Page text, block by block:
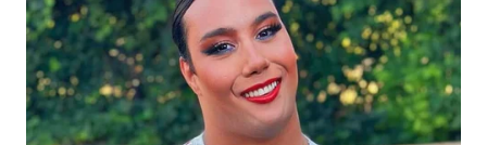
WN
DEPOK
WN
TAPANULI